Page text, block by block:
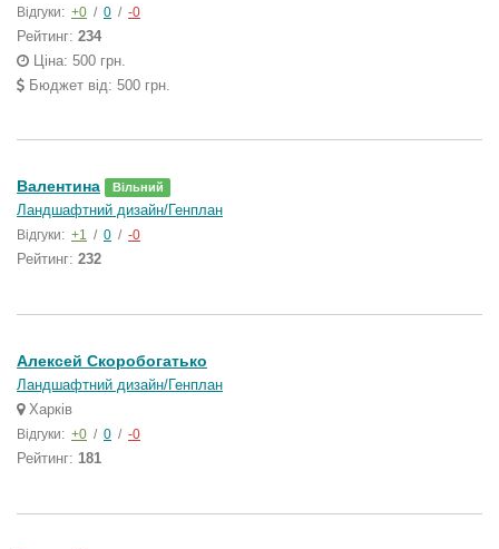
Відгуки: +0 / 0 / -0
Рейтинг: 234
Ціна: 500 грн.
Бюджет від: 500 грн.
Валентина Вільний
Ландшафтний дизайн/Генплан
Відгуки: +1 / 0 / -0
Рейтинг: 232
Алексей Скоробогатько
Ландшафтний дизайн/Генплан
Харків
Відгуки: +0 / 0 / -0
Рейтинг: 181